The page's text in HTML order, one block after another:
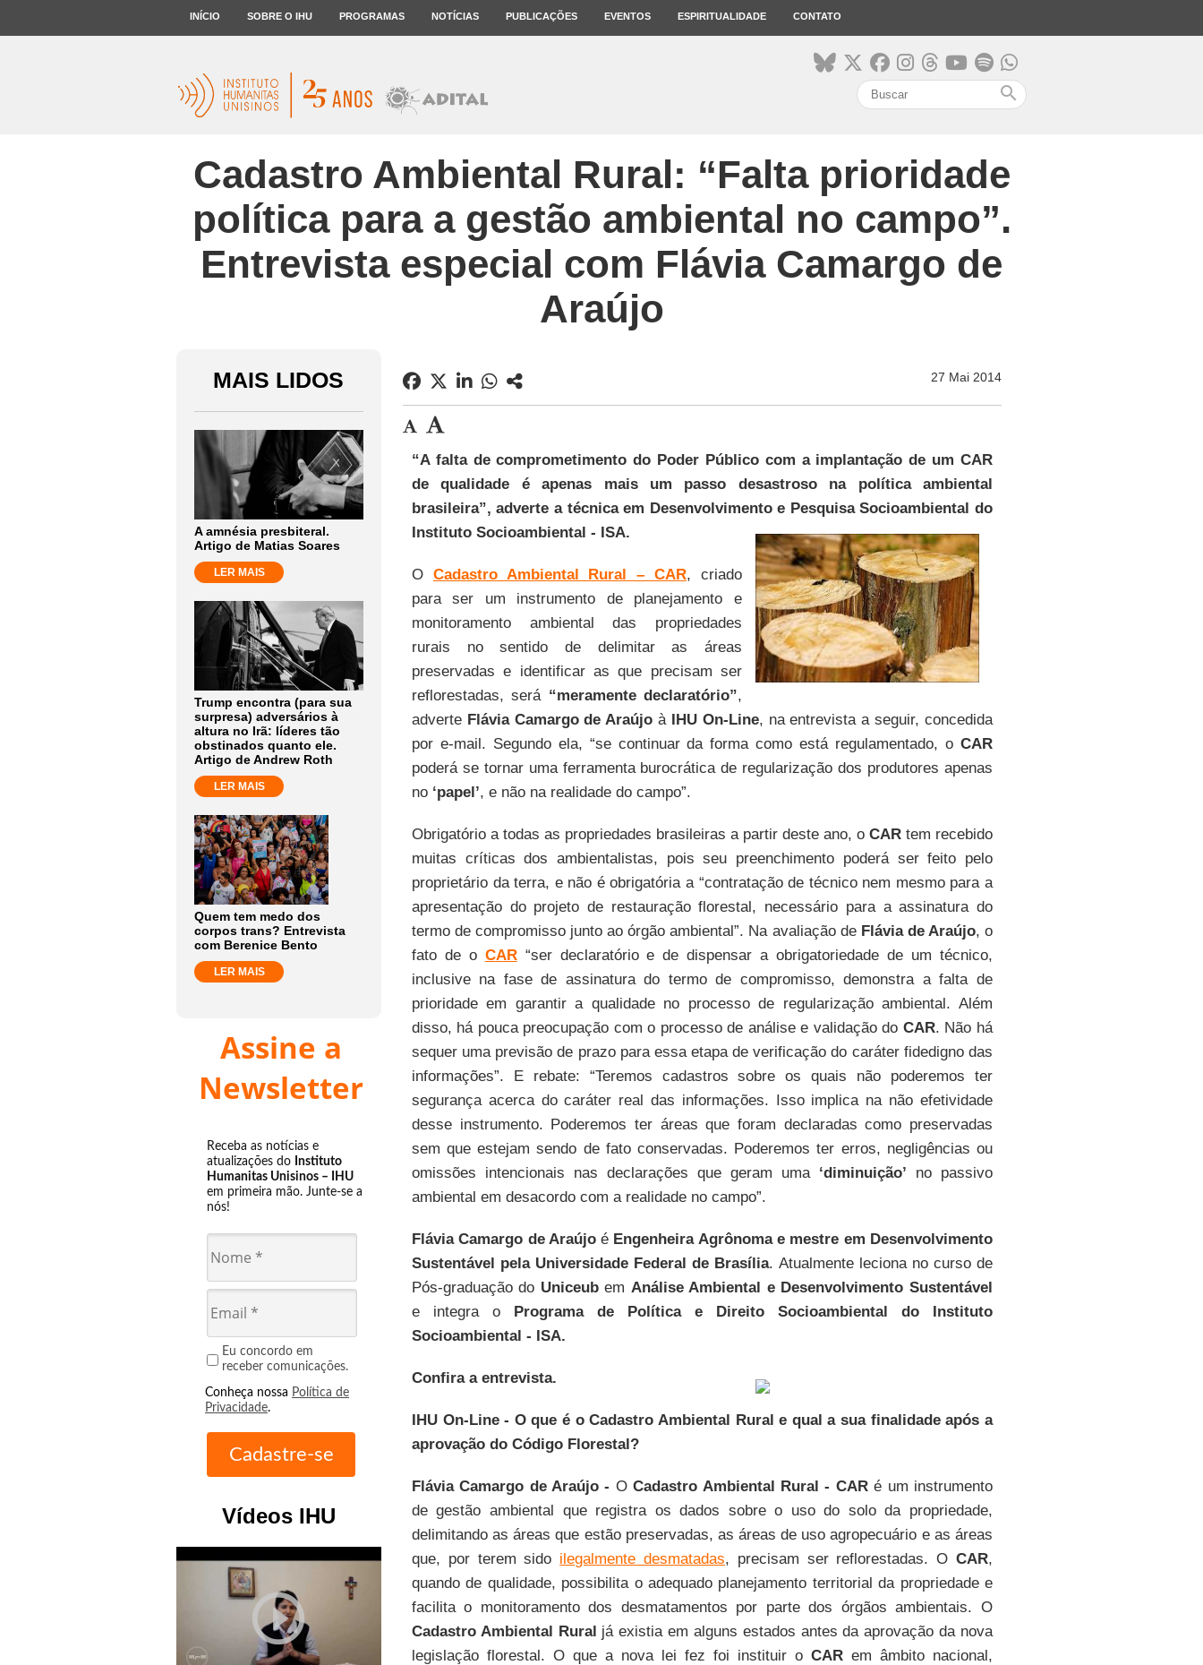
INÍCIO SOBRE O IHU PROGRAMAS NOTÍCIAS PUBLICAÇÕES EVENTOS ESPIRITUALIDADE CONTATO
search
Cadastro Ambiental Rural: “Falta prioridade
política para a gestão ambiental no campo”.
Entrevista especial com Flávia Camargo de
Araújo
MAIS LIDOS
A amnésia presbiteral.
Artigo de Matias Soares
LER MAIS
Trump encontra (para sua
surpresa) adversários à
altura no Irã: líderes tão
obstinados quanto ele.
Artigo de Andrew Roth
LER MAIS
Quem tem medo dos
corpos trans? Entrevista
com Berenice Bento
LER MAIS
Assine a
Newsletter
Receba as notícias e
atualizações do Instituto
Humanitas Unisinos – IHU
em primeira mão. Junte-se a
nós!
Eu concordo em
receber comunicações.
Conheça nossa Política de
Privacidade.
Vídeos IHU
play_circle_outline
27 Mai 2014
“A falta de comprometimento do Poder Público com a implantação de um CAR
de qualidade é apenas mais um passo desastroso na política ambiental
brasileira”, adverte a técnica em Desenvolvimento e Pesquisa Socioambiental do
Instituto Socioambiental - ISA.
O Cadastro Ambiental Rural – CAR, criado
para ser um instrumento de planejamento e
monitoramento ambiental das propriedades
rurais no sentido de delimitar as áreas
preservadas e identificar as que precisam ser
reflorestadas, será “meramente declaratório”,
adverte Flávia Camargo de Araújo à IHU On-Line, na entrevista a seguir, concedida
por e-mail. Segundo ela, “se continuar da forma como está regulamentado, o CAR
poderá se tornar uma ferramenta burocrática de regularização dos produtores apenas
no ‘papel’, e não na realidade do campo”.
Obrigatório a todas as propriedades brasileiras a partir deste ano, o CARtem recebido
muitas críticas dos ambientalistas, pois seu preenchimento poderá ser feito pelo
proprietário da terra, e não é obrigatória a “contratação de técnico nem mesmo para a
apresentação do projeto de restauração florestal, necessário para a assinatura do
termo de compromisso junto ao órgão ambiental”. Na avaliação de Flávia de Araújo, o
fato de o CAR“ser declaratório e de dispensar a obrigatoriedade de um técnico,
inclusive na fase de assinatura do termo de compromisso, demonstra a falta de
prioridade em garantir a qualidade no processo de regularização ambiental. Além
disso, há pouca preocupação com o processo de análise e validação do CAR. Não há
sequer uma previsão de prazo para essa etapa de verificação do caráter fidedigno das
informações”. E rebate: “Teremos cadastros sobre os quais não poderemos ter
segurança acerca do caráter real das informações. Isso implica na não efetividade
desse instrumento. Poderemos ter áreas que foram declaradas como preservadas
sem que estejam sendo de fato conservadas. Poderemos ter erros, negligências ou
omissões intencionais nas declarações que geram uma ‘diminuição’ no passivo
ambiental em desacordo com a realidade no campo”.
Flávia Camargo de Araújoé Engenheira Agrônoma e mestre em Desenvolvimento
Sustentável pela Universidade Federal de Brasília. Atualmente leciona no curso de
Pós-graduação do Uniceubem Análise Ambiental e Desenvolvimento Sustentável
e integra o Programa de Política e Direito Socioambiental do Instituto
Socioambiental - ISA.
Confira a entrevista.
IHU On-Line - O que é o Cadastro Ambiental Rural e qual a sua finalidade após a
aprovação do Código Florestal?
Flávia Camargo de Araújo - OCadastro Ambiental Rural - CARé um instrumento
de gestão ambiental que registra os dados sobre o uso do solo da propriedade,
delimitando as áreas que estão preservadas, as áreas de uso agropecuário e as áreas
que, por terem sido ilegalmente desmatadas, precisam ser reflorestadas. O CAR,
quando de qualidade, possibilita o adequado planejamento territorial da propriedade e
facilita o monitoramento dos desmatamentos por parte dos órgãos ambientais. O
Cadastro Ambiental Rural já existia em alguns estados antes da aprovação da nova
legislação florestal. O que a nova lei fez foi instituir o CARem âmbito nacional,